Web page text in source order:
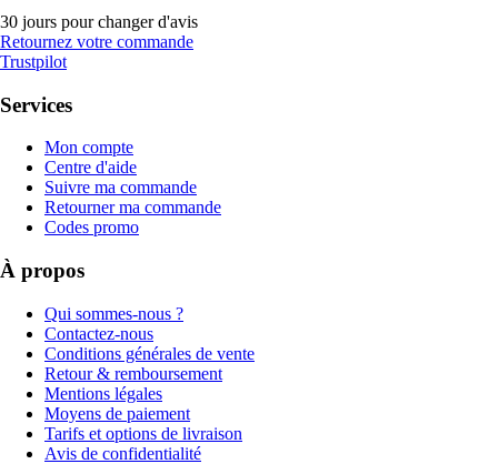
30 jours pour changer d'avis
Retournez votre commande
Trustpilot
Services
Mon compte
Centre d'aide
Suivre ma commande
Retourner ma commande
Codes promo
À propos
Qui sommes-nous ?
Contactez-nous
Conditions générales de vente
Retour & remboursement
Mentions légales
Moyens de paiement
Tarifs et options de livraison
Avis de confidentialité